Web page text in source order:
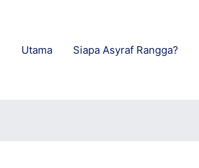
Utama Siapa Asyraf Rangga?